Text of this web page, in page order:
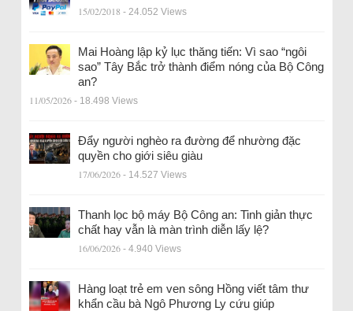
15/02/2018 - 24.052 Views
Mai Hoàng lập kỷ lục thăng tiến: Vì sao “ngôi
sao” Tây Bắc trở thành điểm nóng của Bộ Công
an?
11/05/2026 - 18.498 Views
Đẩy người nghèo ra đường để nhường đặc
quyền cho giới siêu giàu
17/06/2026 - 14.527 Views
Thanh lọc bộ máy Bộ Công an: Tinh giản thực
chất hay vẫn là màn trình diễn lấy lệ?
16/06/2026 - 4.940 Views
Hàng loạt trẻ em ven sông Hồng viết tâm thư
khẩn cầu bà Ngô Phương Ly cứu giúp